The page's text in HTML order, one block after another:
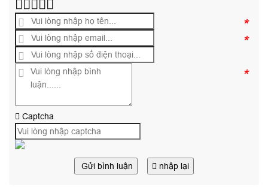
*
*
*
Captcha
Gửi bình luận nhập lại